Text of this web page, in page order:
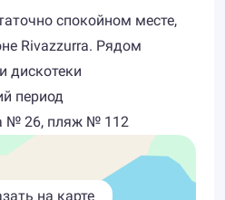
спокойном месте,
Rivazzurra. Рядом
дискотеки
период
№ 26, пляж № 112
на карте